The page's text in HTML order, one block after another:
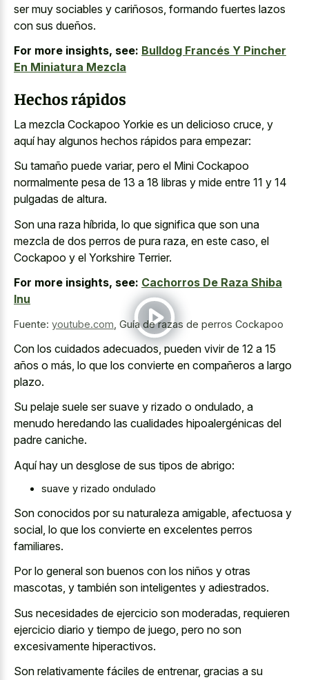
ser muy sociables y cariñosos, formando fuertes lazos
con sus dueños.
For more insights, see: Bulldog Francés Y Pincher
En Miniatura Mezcla
Hechos rápidos
La mezcla Cockapoo Yorkie es un delicioso cruce, y
aquí hay algunos hechos rápidos para empezar:
Su tamaño puede variar, pero el Mini Cockapoo
normalmente pesa de 13 a 18 libras y mide entre 11 y 14
pulgadas de altura.
Son una raza híbrida, lo que significa que son una
mezcla de dos perros de pura raza, en este caso, el
Cockapoo y el Yorkshire Terrier.
For more insights, see: Cachorros De Raza Shiba
Inu
Fuente: youtube.com Guía de razas de perros Cockapoo
Con los cuidados adecuados, pueden vivir de 12 a 15
años o más, lo que los convierte en compañeros a largo
plazo.
Su pelaje suele ser suave y rizado o ondulado, a
menudo heredando las cualidades hipoalergénicas del
padre caniche.
Aquí hay un desglose de sus tipos de abrigo:
suave y rizado ondulado
Son conocidos por su naturaleza amigable, afectuosa y
social, lo que los convierte en excelentes perros
familiares.
Por lo general son buenos con los niños y otras
mascotas, y también son inteligentes y adiestrados.
Sus necesidades de ejercicio son moderadas, requieren
ejercicio diario y tiempo de juego, pero no son
excesivamente hiperactivos.
Son relativamente fáciles de entrenar, gracias a su